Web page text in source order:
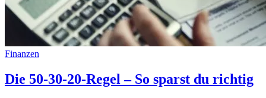
Finanzen
Die 50-30-20-Regel – So sparst du richtig